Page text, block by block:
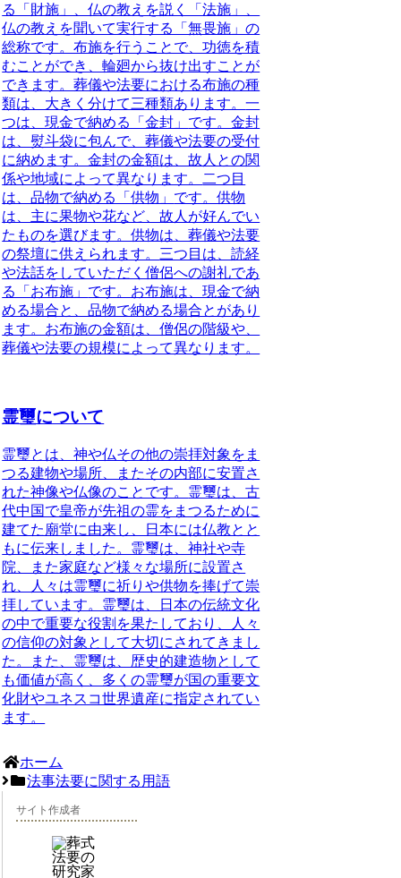
る「財施」、仏の教えを説く「法施」、
仏の教えを聞いて実行する「無畏施」の
総称です。布施を行うことで、功徳を積
むことができ、輪廻から抜け出すことが
できます。葬儀や法要における布施の種
類は、大きく分けて三種類あります。一
つは、現金で納める「金封」 です。金封
は、熨斗袋に包んで、葬儀や法要の受付
に納めます。金封の金額は、故人との関
係や地域によって異なります。
二つ目
は、品物で納める「供物」 です。供物
は、主に果物や花など、故人が好んでい
たものを選びます。供物は、葬儀や法要
の祭壇に供えられます。 三つ目は、読経
や法話をしていただく僧侶への謝礼であ
る「お布施」 です。お布施は、現金で納
める場合と、品物で納める場合とがあり
ます。お布施の金額は、僧侶の階級や、
葬儀や法要の規模によって異なります。
霊璽について
霊璽とは、神や仏その他の崇拝対象をま
つる建物や場所、またその内部に安置さ
れた神像や仏像のことです。 霊璽は、古
代中国で皇帝が先祖の霊をまつるために
建てた廟堂に由来し、日本には仏教とと
もに伝来しました。霊璽は、神社や寺
院、また家庭など様々な場所に設置さ
れ、人々は霊璽に祈りや供物を捧げて崇
拝しています。霊璽は、日本の伝統文化
の中で重要な役割を果たしており、人々
の信仰の対象として大切にされてきまし
た。また、霊璽は、歴史的建造物として
も価値が高く、多くの霊璽が国の重要文
化財やユネスコ世界遺産に指定されてい
ます。
ホーム
法事法要に関する用語
サイト作成者